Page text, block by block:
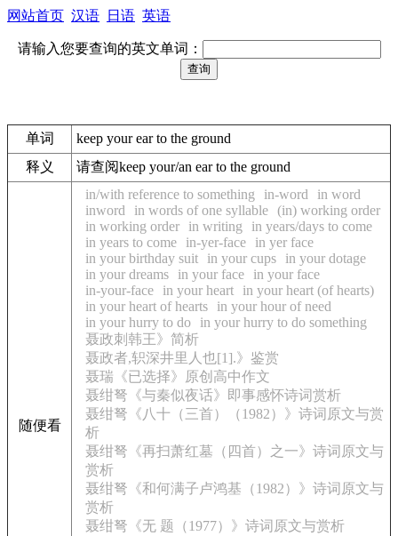
网站首页 汉语 日语 英语
请输入您要查询的英文单词：
单词
keep your ear to the ground
释义
请查阅keep your/an ear to the ground
随便看
in/with reference to something in-word
in word
inword
in words of one syllable (in) working order
in working order
in writing
in years/days to come
in years to come
in-yer-face
in yer face
in your birthday suit
in your cups
in your dotage
in your dreams
in your face
in your face
in-your-face
in your heart
in your heart (of hearts)
in your heart of hearts
in your hour of need
in your hurry to do
in your hurry to do something
聂政刺韩王》简析
聂政者,轵深井里人也[1].》鉴赏
聂瑞《已选择》原创高中作文
聂绀弩《与秦似夜话》即事感怀诗词赏析
聂绀弩《八十（三首）（1982）》诗词原文与赏
析
聂绀弩《再扫萧红墓（四首）之一》诗词原文与
赏析
聂绀弩《和何满子卢鸿基（1982）》诗词原文与
赏析
聂绀弩《无 题（1977）》诗词原文与赏析